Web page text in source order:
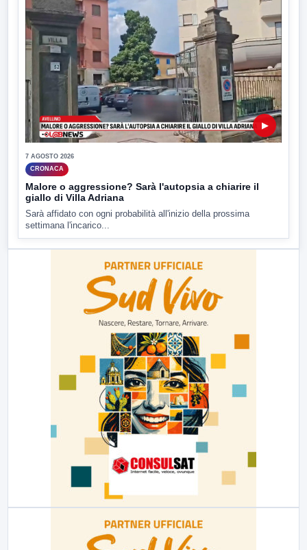
▶
7 AGOSTO 2026
CRONACA
Malore o aggressione? Sarà l'autopsia a chiarire il
giallo di Villa Adriana
Sarà affidato con ogni probabilità all'inizio della prossima
settimana l'incarico...